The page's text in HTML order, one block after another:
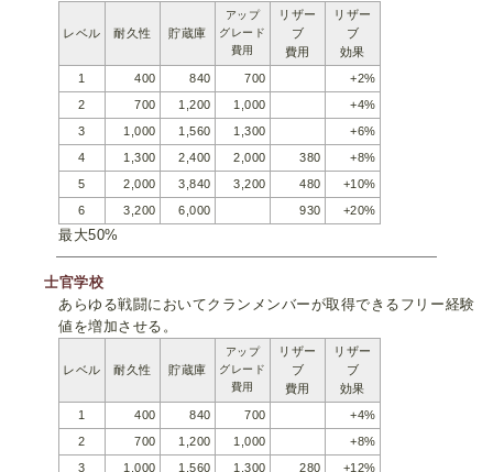
レベル 耐久性 貯蔵庫
アップ
グレード
費用
リザー
ブ
費用
リザー
ブ
効果
1
400 840 700
+2%
2
700 1,200 1,000
+4%
3
1,000 1,560 1,300
+6%
4
1,300 2,400 2,000 380
+8%
5
2,000 3,840 3,200 480
+10%
6
3,200 6,000 930 +20%
最大50%
士官学校
あらゆる戦闘においてクランメンバーが取得できるフリー経験
値を増加させる。
レベル 耐久性 貯蔵庫
アップ
グレード
費用
リザー
ブ
費用
リザー
ブ
効果
1
400 840 700
+4%
2
700 1,200 1,000
+8%
3
1,000 1,560 1,300 280
+12%